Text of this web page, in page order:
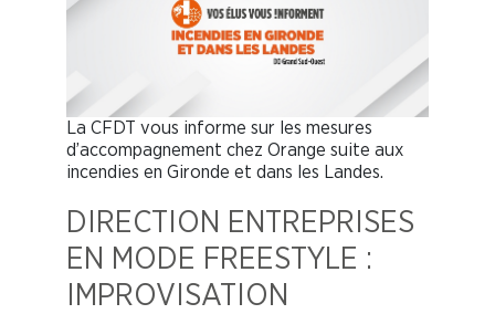
La CFDT vous informe sur les mesures
d’accompagnement chez Orange suite aux
incendies en Gironde et dans les Landes.
DIRECTION ENTREPRISES
EN MODE FREESTYLE :
IMPROVISATION